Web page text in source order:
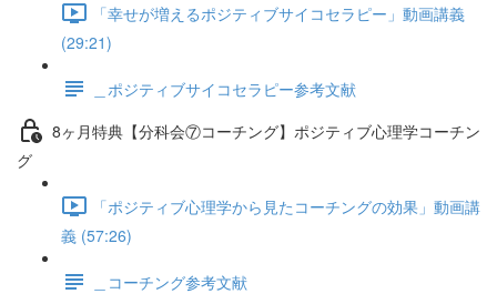
「幸せが増えるポジティブサイコセラピー」動画講義
(29:21)
＿ポジティブサイコセラピー参考文献
8ヶ月特典【分科会⑦コーチング】ポジティブ心理学コーチン
グ
「ポジティブ心理学から見たコーチングの効果」動画講
義 (57:26)
＿コーチング参考文献